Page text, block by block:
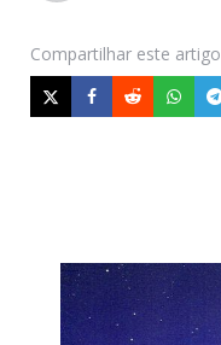
Compartilhar este artigo